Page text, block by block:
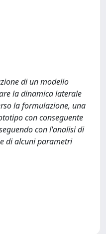
di un modello
la dinamica laterale
la formulazione, una
con conseguente
con l'analisi di
di alcuni parametri